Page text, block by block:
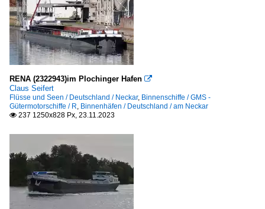
RENA (2322943)im Plochinger Hafen 
Claus Seifert
Flüsse und Seen / Deutschland / Neckar, Binnenschiffe / GMS -
Gütermotorschiffe / R Binnenhäfen / Deutschland / am Neckar
 237 1250x828 Px, 23.11.2023